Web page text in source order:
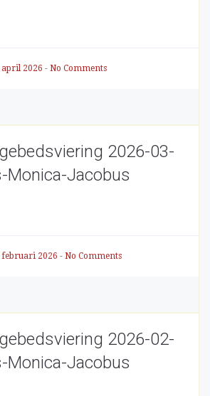
april 2026 - No Comments
2026-03-
Monica-Jacobus
februari 2026 - No Comments
2026-02-
Monica-Jacobus